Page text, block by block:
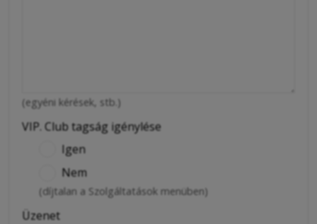
(egyéni kérések, stb.)
VIP. Club tagság igénylése
Igen
Nem
(díjtalan a Szolgáltatások menüben)
Üzenet